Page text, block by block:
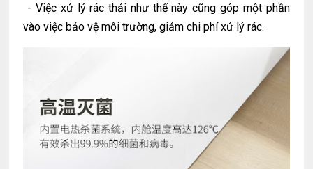
- Việc xử lý rác thải như thế này cũng góp một phần
vào việc bảo vệ môi trường, giảm chi phí xử lý rác.